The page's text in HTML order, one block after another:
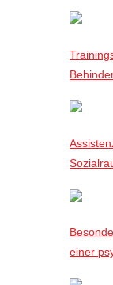
einer